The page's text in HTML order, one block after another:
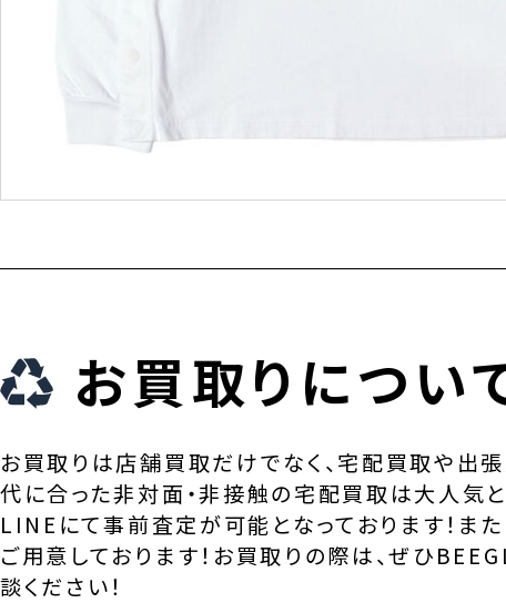
お買取りについ
お買取りは店舗買取だけでなく、宅配買取や出
代に合った非対面・非接触の宅配買取は大人気
LINEにて事前査定が可能となっております！ま
ご用意しております！お買取りの際は、ぜひ
談ください！